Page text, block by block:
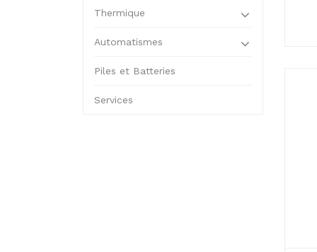
Thermique
Automatismes
Piles et Batteries
Services